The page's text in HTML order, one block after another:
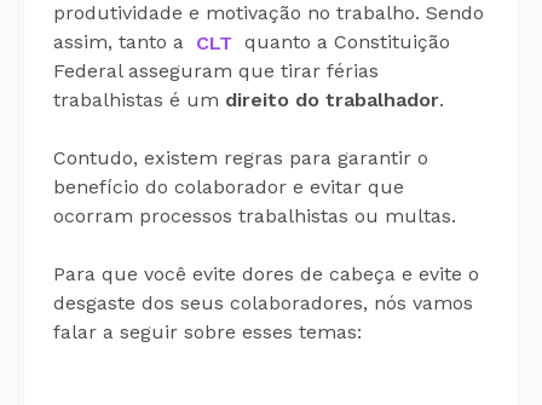
produtividade e motivação no trabalho. Sendo
assim, tanto a CLT quanto a Constituição
Federal asseguram que tirar férias
trabalhistas é um direito do trabalhador.
Contudo, existem regras para garantir o
benefício do colaborador e evitar que
ocorram processos trabalhistas ou multas.
Para que você evite dores de cabeça e evite o
desgaste dos seus colaboradores, nós vamos
falar a seguir sobre esses temas: